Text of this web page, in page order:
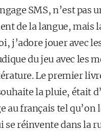
SMS, n’est pas
de la langue, mais
j’adore jouer avec
du jeu avec les
Le premier
la pluie, était
au français tel qu’on
se réinvente dans la